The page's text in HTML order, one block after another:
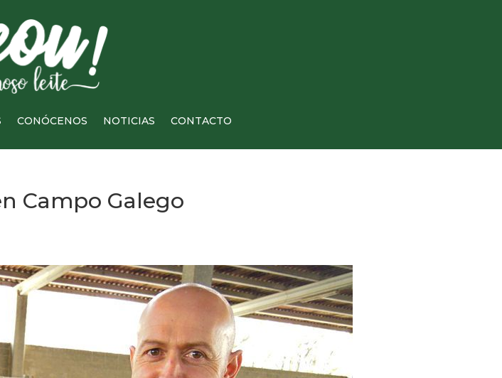
CONÓCENOS NOTICIAS CONTACTO
Campo Galego